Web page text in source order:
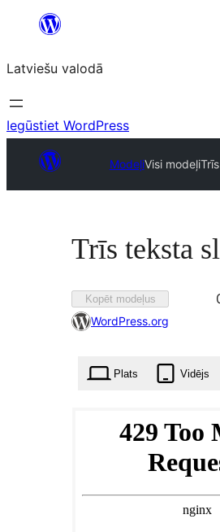
Pāriet
saturu
Latviešu valodā
Iegūstiet WordPress
ModeļiVisi modeļi
Trīs teksta
Kopēt modeļus
WordPress.org
Plats Vidējs